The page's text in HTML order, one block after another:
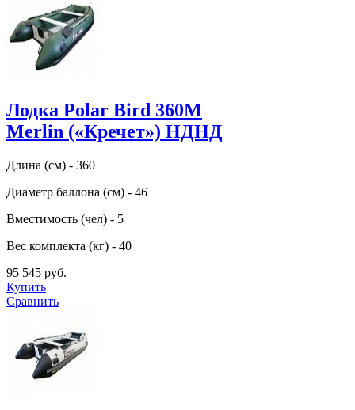
Лодка Polar Bird 360M
Merlin («Кречет») НДНД
Длина (см) - 360
Диаметр баллона (см) - 46
Вместимость (чел) - 5
Вес комплекта (кг) - 40
95 545 руб.
Купить
Сравнить